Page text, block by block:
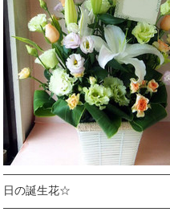
日の誕生花☆